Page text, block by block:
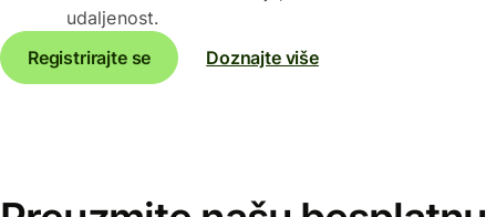
udaljenost.
Registrirajte se
Doznajte više